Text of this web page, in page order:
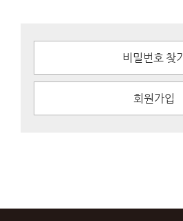
비밀번호 찾기
회원가입